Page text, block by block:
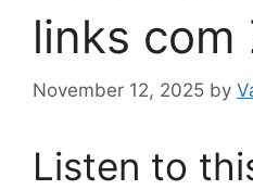
links com
November 12, 2025 by
Listen to